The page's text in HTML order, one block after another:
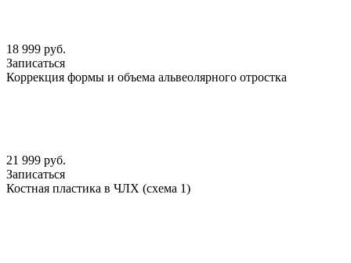
18 999 руб.
Записаться
Коррекция формы и объема альвеолярного отростка
21 999 руб.
Записаться
Костная пластика в ЧЛХ (схема 1)